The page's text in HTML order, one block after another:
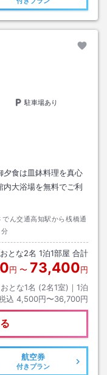
駐車場あり
夕食は皿鉢料理を真心
大浴場を無料でご利
ん交通高知駅から桟橋通
おとな2名 1泊1部屋 合計
円 〜 73,400円
おとな1名 (2名1室)｜ 1泊
込 4,500円〜36,700円
航空券
付きプラン